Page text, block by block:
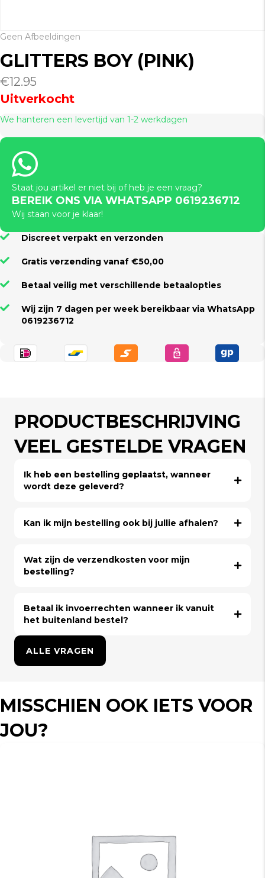
Geen Afbeeldingen
GLITTERS BOY (PINK)
€12.95
Uitverkocht
We hanteren een levertijd van 1-2 werkdagen
Staat jou artikel er niet bij of heb je een vraag?
BEREIK ONS VIA WHATSAPP 0619236712
Wij staan voor je klaar!
Discreet verpakt en verzonden
Gratis verzending vanaf €50,00
Betaal veilig met verschillende betaalopties
Wij zijn 7 dagen per week bereikbaar via WhatsApp
0619236712
PRODUCTBESCHRIJVING
VEEL GESTELDE VRAGEN
Ik heb een bestelling geplaatst, wanneer
wordt deze geleverd?
Kan ik mijn bestelling ook bij jullie afhalen?
Wat zijn de verzendkosten voor mijn
bestelling?
Betaal ik invoerrechten wanneer ik vanuit
het buitenland bestel?
ALLE VRAGEN
MISSCHIEN OOK IETS VOOR
JOU?